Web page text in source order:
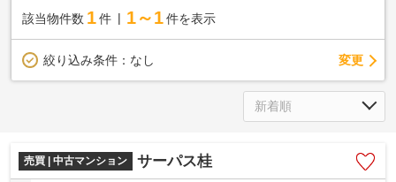
該当物件数 1件 1～1 件を表示
絞り込み条件： なし 変更
売買 | 中古マンション サーパス桂